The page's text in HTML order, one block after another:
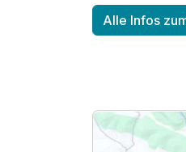
Ausstattung
Alle Infos